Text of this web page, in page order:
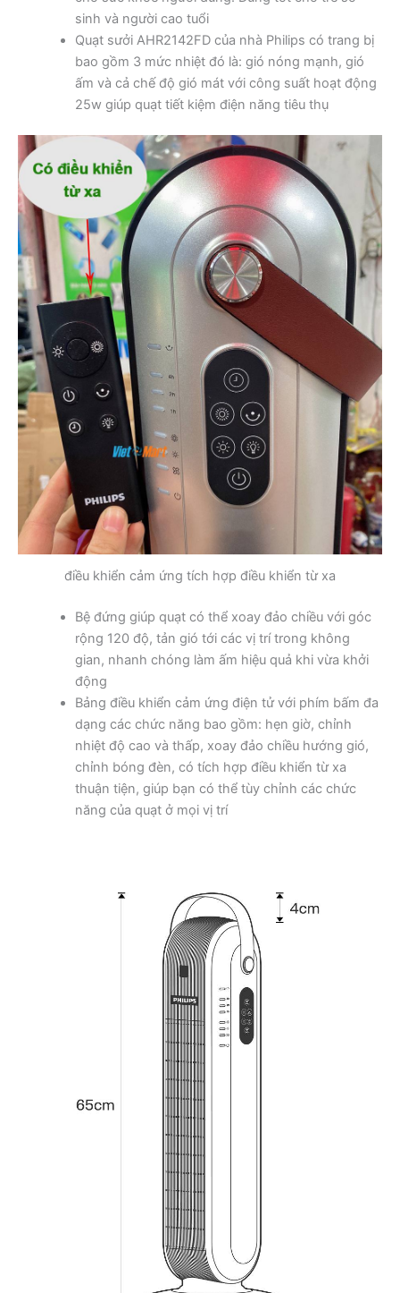
sinh và người cao tuổi
Quạt sưởi AHR2142FD của nhà Philips có trang bị
bao gồm 3 mức nhiệt đó là: gió nóng mạnh, gió
ấm và cả chế độ gió mát với công suất hoạt động
25w giúp quạt tiết kiệm điện năng tiêu thụ
điều khiển cảm ứng tích hợp điều khiển từ xa
Bệ đứng giúp quạt có thể xoay đảo chiều với góc
rộng 120 độ, tản gió tới các vị trí trong không
gian, nhanh chóng làm ấm hiệu quả khi vừa khởi
động
Bảng điều khiển cảm ứng điện tử với phím bấm đa
dạng các chức năng bao gồm: hẹn giờ, chỉnh
nhiệt độ cao và thấp, xoay đảo chiều hướng gió,
chỉnh bóng đèn, có tích hợp điều khiển từ xa
thuận tiện, giúp bạn có thể tùy chỉnh các chức
năng của quạt ở mọi vị trí